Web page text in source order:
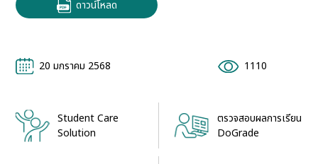
ดาวน์โหลด
20 มกราคม 2568 1110
Student Care
Solution
ตรวจสอบผลการเรียน
DoGrade